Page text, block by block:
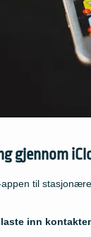
gjennom
til
inn